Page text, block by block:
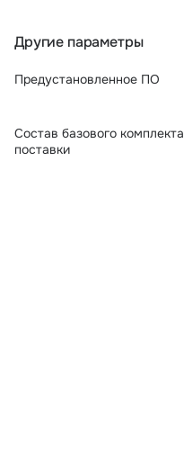
Другие параметры
Предустановленное ПО
Состав базового комплекта
поставки